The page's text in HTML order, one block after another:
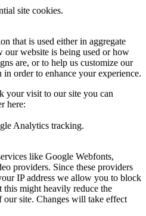
site cookies.
that is used either in aggregate
our website is being used or how
are, or to help us customize our
order to enhance your experience.
your visit to our site you can
here:
Analytics tracking.
like Google Webfonts,
providers. Since these providers
IP address we allow you to block
this might heavily reduce the
site. Changes will take effect